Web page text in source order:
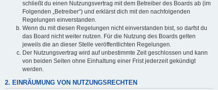
schließt du einen Nutzungsvertrag mit dem Betreiber des Boards ab (im
Folgenden „Betreiber“) und erklärst dich mit den nachfolgenden
Regelungen einverstanden.
Wenn du mit diesen Regelungen nicht einverstanden bist, so darfst du
das Board nicht weiter nutzen. Für die Nutzung des Boards gelten
jeweils die an dieser Stelle veröffentlichten Regelungen.
Der Nutzungsvertrag wird auf unbestimmte Zeit geschlossen und kann
von beiden Seiten ohne Einhaltung einer Frist jederzeit gekündigt
werden.
2. EINRÄUMUNG VON NUTZUNGSRECHTEN